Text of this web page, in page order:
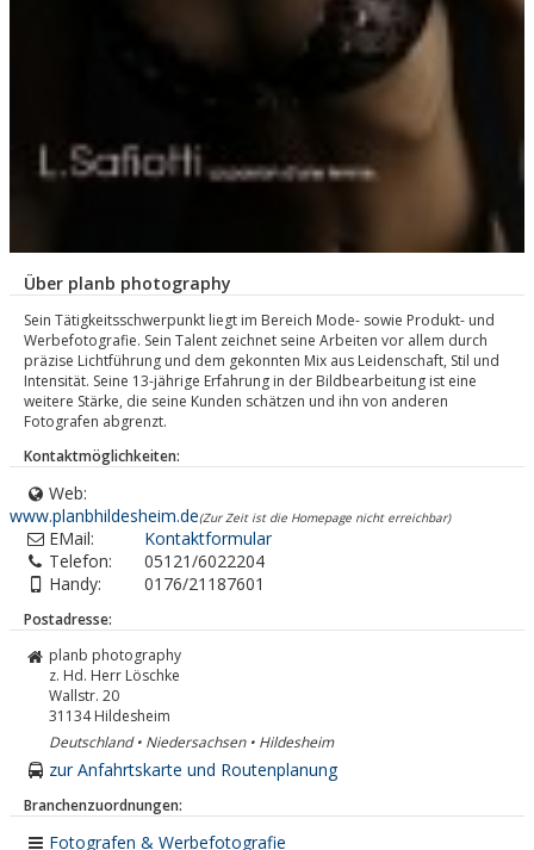
Über planb photography
Sein Tätigkeitsschwerpunkt liegt im Bereich Mode- sowie Produkt- und
Werbefotografie. Sein Talent zeichnet seine Arbeiten vor allem durch
präzise Lichtführung und dem gekonnten Mix aus Leidenschaft, Stil und
Intensität. Seine 13-jährige Erfahrung in der Bildbearbeitung ist eine
weitere Stärke, die seine Kunden schätzen und ihn von anderen
Fotografen abgrenzt.
Kontaktmöglichkeiten:
Web:
www.planbhildesheim.de(Zur Zeit ist die Homepage nicht erreichbar)
EMail:
Kontaktformular
Telefon:
05121/6022204
Handy:
0176/21187601
Postadresse:
planb photography
z. Hd. Herr Löschke
Wallstr. 20
31134 Hildesheim
Deutschland • Niedersachsen • Hildesheim
zur Anfahrtskarte und Routenplanung
Branchenzuordnungen:
Fotografen & Werbefotografie